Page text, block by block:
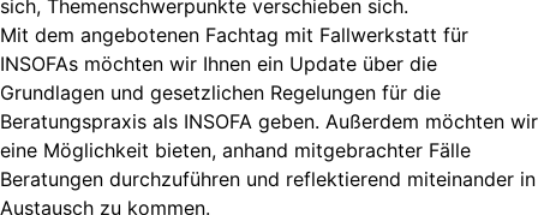
sich, Themenschwerpunkte verschieben sich.
Mit dem angebotenen Fachtag mit Fallwerkstatt für
INSOFAs möchten wir Ihnen ein Update über die
Grundlagen und gesetzlichen Regelungen für die
Beratungspraxis als INSOFA geben. Außerdem möchten wir
eine Möglichkeit bieten, anhand mitgebrachter Fälle
Beratungen durchzuführen und reflektierend miteinander in
Austausch zu kommen.